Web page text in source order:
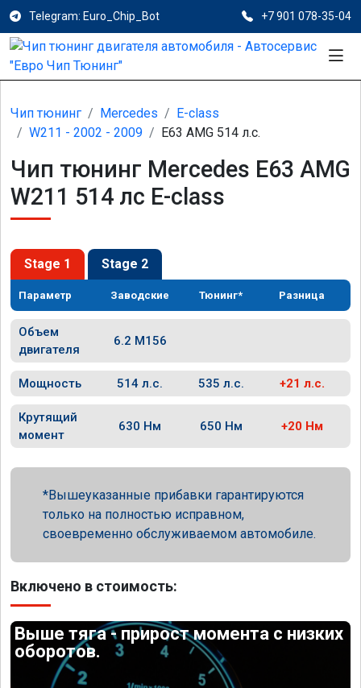
Telegram: Euro_Chip_Bot +7 901 078-35-04
Чип тюнинг Mercedes
E-class
W211 - 2002 - 2009
E63 AMG 514 л.с.
Чип тюнинг Mercedes E63 AMG
W211 514 лс E-class
Stage 1 Stage 2
Параметр Заводские Тюнинг* Разница
Объем
двигателя
6.2 M156
Мощность 514 л.с. 535 л.с. +21 л.с.
Крутящий
момент
630 Нм 650 Нм +20 Нм
Вышеуказанные прибавки гарантируются
только на полностью исправном,
своевременно обслуживаемом автомобиле.
Включено в стоимость:
Выше тяга - прирост момента с низких
оборотов.